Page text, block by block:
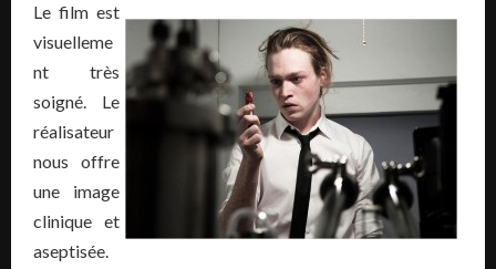
Le film est
visuelleme
nt très
soigné. Le
réalisateur
nous offre
une image
clinique et
aseptisée.